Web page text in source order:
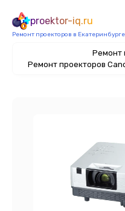
proektor-iq.ru
Ремонт проекторов в Екатеринбурге
Ремонт
Ремонт проекторов